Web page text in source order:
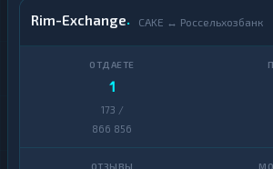
Rim-Exchange CAKE ↔ Россельхозбанк
1
173 /
866 856